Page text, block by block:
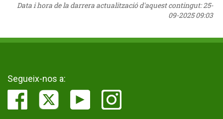
Data i hora de la darrera actualització d'aquest contingut:25-
09-2025 09:03
Segueix-nos a: